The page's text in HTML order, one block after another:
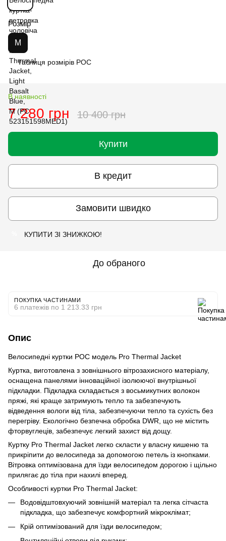
Розмір
M
Таблиця розмірів POC
В наявності
7 280 грн 10 400 грн
Купити
В кредит
Замовити швидко
КУПИТИ ЗІ ЗНИЖКОЮ!
До обраного
ПОКУПКА ЧАСТИНАМИ
6 платежів по 1 213.33 грн
Опис
Велосипедні куртки POC модель Pro Thermal Jacket
Куртка, виготовлена з зовнішнього вітрозахисного матеріалу,
оснащена панелями інноваційної ізолюючої внутрішньої
підкладки. Підкладка складається з восьмикутних волокон
пряжі, які краще затримують тепло та забезпечують
відведення вологи від тіла, забезпечуючи тепло та сухість без
перегріву. Екологічно безпечна обробка DWR, що не містить
фторвуглеців, забезпечує легкий захист від дощу.
Куртку Pro Thermal Jacket легко скласти у власну кишеню та
прикріпити до велосипеда за допомогою петель із кнопками.
Вітровка оптимізована для їзди велосипедом дорогою і щільно
прилягає до тіла при нахилі вперед.
Особливості куртки Pro Thermal Jacket:
Водовідштовхуючий зовнішній матеріал та легка сітчаста
підкладка, що забезпечує комфортний мікроклімат;
Крій оптимізований для їзди велосипедом;